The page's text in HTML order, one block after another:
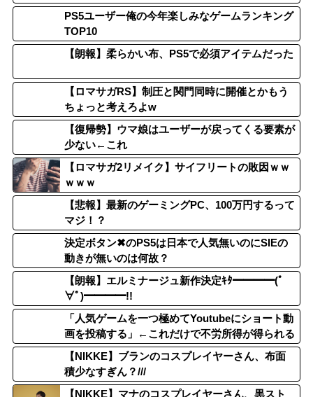
PS5ユーザー俺の今年楽しみなゲームランキング
TOP10
【朗報】柔らかい布、PS5で必須アイテムだった
【ロマサガRS】制圧と関門同時に開催とかもう
ちょっと考えろよw
【復帰勢】ウマ娘はユーザーが戻ってくる要素が
少ない←これ
【ロマサガ2リメイク】サイフリートの敗因ｗｗ
ｗｗｗ
【悲報】最新のゲーミングPC、100万円するって
マジ！？
決定ボタン✖のPS5は日本で人気無いのにSIEの
動きが無いのは何故？
【朗報】エルミナージュ新作決定ｷﾀ━━━━(ﾟ
∀ﾟ)━━━━!!
「人気ゲームを一つ極めてYoutubeにショート動
画を投稿する」←これだけで不労所得が得られる
【NIKKE】ブランのコスプレイヤーさん、布面
積少なすぎん？///
【NIKKE】マナのコスプレイヤーさん、黒スト